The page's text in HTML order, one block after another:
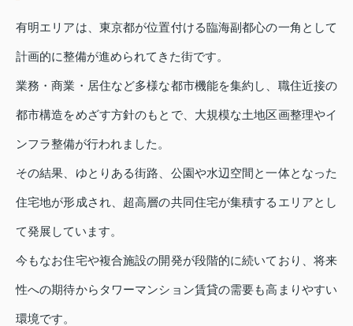
有明エリアは、東京都が位置付ける臨海副都心の一角として
計画的に整備が進められてきた街です。
業務・商業・居住など多様な都市機能を集約し、職住近接の
都市構造をめざす方針のもとで、大規模な土地区画整理やイ
ンフラ整備が行われました。
その結果、ゆとりある街路、公園や水辺空間と一体となった
住宅地が形成され、超高層の共同住宅が集積するエリアとし
て発展しています。
今もなお住宅や複合施設の開発が段階的に続いており、将来
性への期待からタワーマンション賃貸の需要も高まりやすい
環境です。